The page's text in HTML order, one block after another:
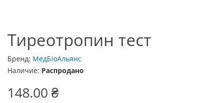
Тиреотропин тест
Бренд: МедБіоАльянс
Наличие: Распродано
148.00 ₴